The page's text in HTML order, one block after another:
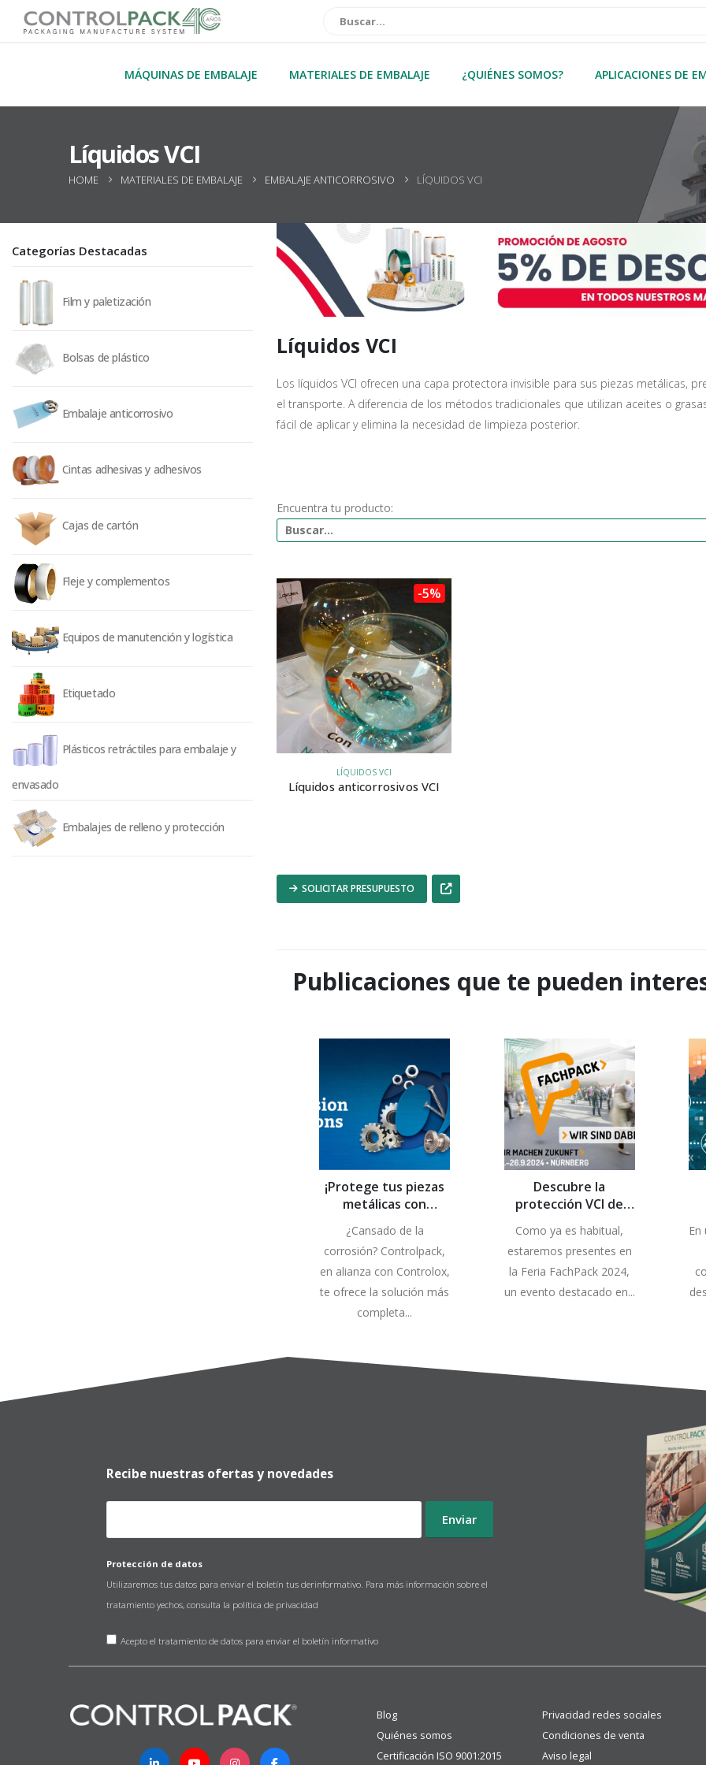
MÁQUINAS DE EMBALAJE MATERIALES DE EMBALAJE ¿QUIÉNES SOMOS? APLICACIONES DE
Líquidos VCI
HOME MATERIALES DE EMBALAJE EMBALAJE ANTICORROSIVO LÍQUIDOS VCI
Líquidos VCI
Los líquidos VCI ofrecen una capa protectora invisible para sus piezas metálicas,
el transporte. A diferencia de los métodos tradicionales que utilizan aceites o
fácil de aplicar y elimina la necesidad de limpieza posterior.
Encuentra tu producto:
LÍQUIDOS VCI
Líquidos anticorrosivos VCI
-5%
SOLICITAR PRESUPUESTO
Publicaciones que te pueden
¡Protege tus piezas
metálicas con
¿Cansado de la
corrosión? Controlpack,
en alianza con Controlox,
te ofrece la solución más
completa...
Descubre la
protección VCI de
FachPack 2024
Como ya es habitual,
estaremos presentes en
la Feria FachPack 2024,
un evento destacado en...
En
Categorías Destacadas
Film y paletización
Bolsas de plástico
Embalaje anticorrosivo
Cintas adhesivas y adhesivos
Cajas de cartón
Fleje y complementos
Equipos de manutención y logística
Etiquetado
Plásticos retráctiles para embalaje y
envasado
Embalajes de relleno y protección
Recibe nuestras ofertas y novedades
Protección de datos
Utilizaremos tus datos para enviar el boletín tus derinformativo. Para más información sobre el
tratamiento yechos, consulta la política de privacidad
Acepto el tratamiento de datos para enviar el boletín informativo
Blog
Quiénes somos
Certificación ISO 9001:2015
Privacidad redes sociales
Condiciones de venta
Aviso legal